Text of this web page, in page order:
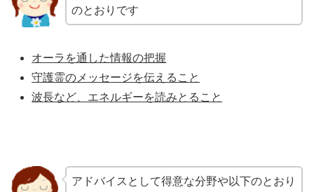
のとおりです
オーラを通した情報の把握
守護霊のメッセージを伝えること
波長など、エネルギーを読みとること
アドバイスとして得意な分野や以下のとおり